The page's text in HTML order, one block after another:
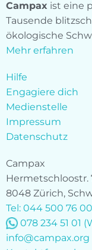
Campax ist eine
Tausende
ökologische
Mehr erfahren
Hilfe
Engagiere dich
Medienstelle
Impressum
Datenschutz
Campax
Hermetschloostr.
8048 Zürich,
Tel: 044 500 76 00
078 234 51 01
info@campax.org